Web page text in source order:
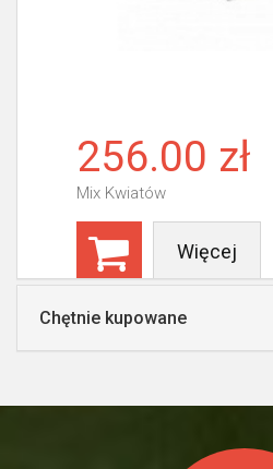
256.00 zł
Mix Kwiatów
Więcej
Chętnie kupowane